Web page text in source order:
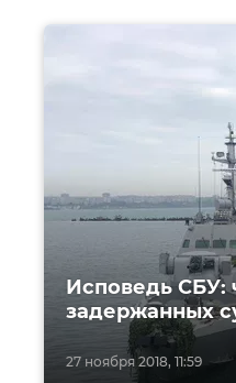
27 ноября 2018, 11:59
Исповедь СБУ:
задержанных